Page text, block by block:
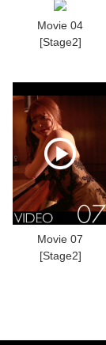
Movie 04
[Stage2]
Movie 07
[Stage2]